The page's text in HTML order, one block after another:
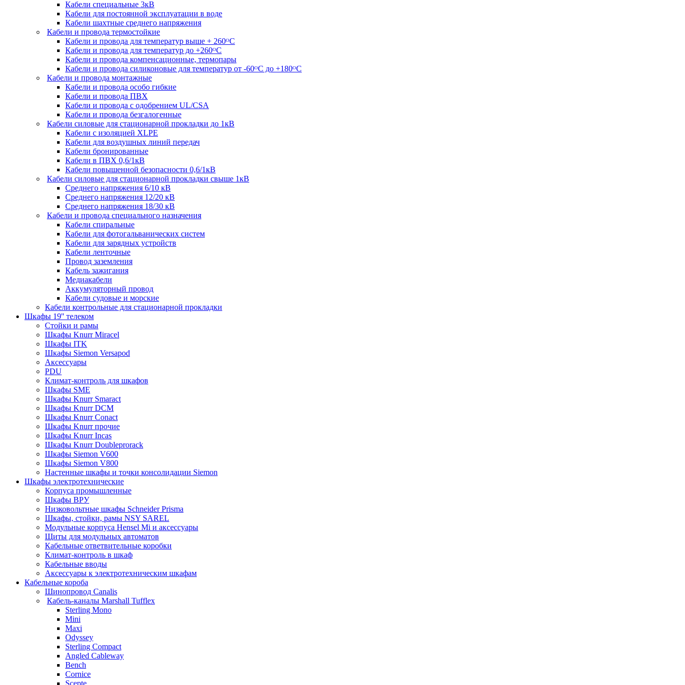
Кабели специальные 3кВ
Кабели для постоянной эксплуатации в воде
Кабели шахтные среднего напряжения
Кабели и провода термостойкие
Кабели и провода для температур выше + 260ᴼС
Кабели и провода для температур до +260ᴼС
Кабели и провода компенсационные, термопары
Кабели и провода силиконовые для температур от -60ᴼC до +180ᴼС
Кабели и провода монтажные
Кабели и провода особо гибкие
Кабели и провода ПВХ
Кабели и провода с одобрением UL/CSA
Кабели и провода безгалогенные
Кабели силовые для стационарной прокладки до 1кВ
Кабели c изоляцией XLPE
Кабели для воздушных линий передач
Кабели бронированные
Кабели в ПВХ 0,6/1кВ
Кабели повышенной безопасности 0,6/1кВ
Кабели силовые для стационарной прокладки свыше 1кВ
Среднего напряжения 6/10 кВ
Среднего напряжения 12/20 кВ
Среднего напряжения 18/30 кВ
Кабели и провода специального назначения
Кабели спиральные
Кабели для фотогальванических систем
Кабели для зарядных устройств
Кабели ленточные
Провод заземления
Кабель зажигания
Медиакабели
Аккумуляторный провод
Кабели судовые и морские
Кабели контрольные для стационарной прокладки
Шкафы 19'' телеком
Стойки и рамы
Шкафы Knurr Miracel
Шкафы ITK
Шкафы Siemon Versapod
Аксессуары
PDU
Климат-контроль для шкафов
Шкафы SME
Шкафы Knurr Smaract
Шкафы Knurr DCM
Шкафы Knurr Conact
Шкафы Knurr прочие
Шкафы Knurr Incas
Шкафы Knurr Doubleprorack
Шкафы Siemon V600
Шкафы Siemon V800
Настенные шкафы и точки консолидации Siemon
Шкафы электротехнические
Корпуса промышленные
Шкафы ВРУ
Низковольтные шкафы Schneider Prisma
Шкафы, стойки, рамы NSY SAREL
Модульные корпуса Hensel Mi и аксессуары
Щиты для модульных автоматов
Кабельные ответвительные коробки
Климат-контроль в шкаф
Кабельные вводы
Аксессуары к электротехническим шкафам
Кабельные короба
Шинопровод Canalis
Кабель-каналы Marshall Tufflex
Sterling Mono
Mini
Maxi
Odyssey
Sterling Compact
Angled Cableway
Bench
Cornice
Scepte